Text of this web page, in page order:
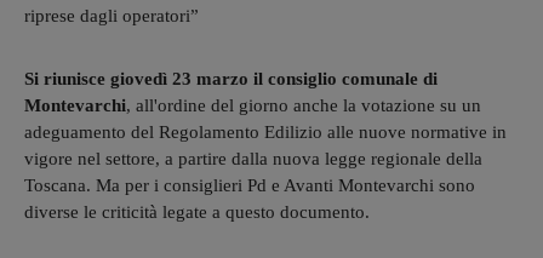
riprese dagli operatori”
Si riunisce giovedì 23 marzo il consiglio comunale di
Montevarchi, all'ordine del giorno anche la votazione su un
adeguamento del Regolamento Edilizio alle nuove normative in
vigore nel settore, a partire dalla nuova legge regionale della
Toscana. Ma per i consiglieri Pd e Avanti Montevarchi sono
diverse le criticità legate a questo documento.